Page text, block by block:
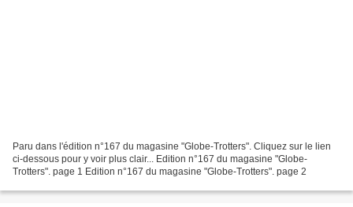
Paru dans l'édition n°167 du magasine "Globe-Trotters". Cliquez sur le lien
ci-dessous pour y voir plus clair... Edition n°167 du magasine "Globe-
Trotters". page 1 Edition n°167 du magasine "Globe-Trotters". page 2